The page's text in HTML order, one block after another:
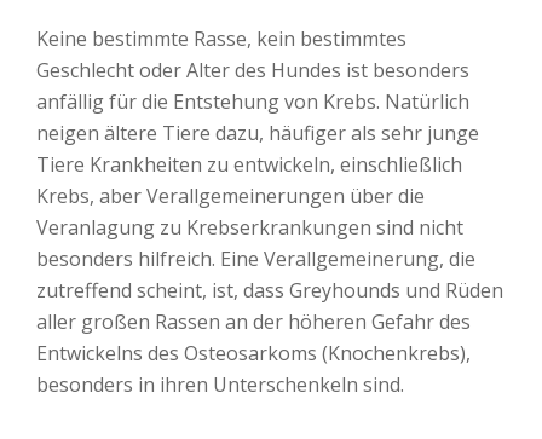
Keine bestimmte Rasse, kein bestimmtes
Geschlecht oder Alter des Hundes ist besonders
anfällig für die Entstehung von Krebs. Natürlich
neigen ältere Tiere dazu, häufiger als sehr junge
Tiere Krankheiten zu entwickeln, einschließlich
Krebs, aber Verallgemeinerungen über die
Veranlagung zu Krebserkrankungen sind nicht
besonders hilfreich. Eine Verallgemeinerung, die
zutreffend scheint, ist, dass Greyhounds und Rüden
aller großen Rassen an der höheren Gefahr des
Entwickelns des Osteosarkoms (Knochenkrebs),
besonders in ihren Unterschenkeln sind.